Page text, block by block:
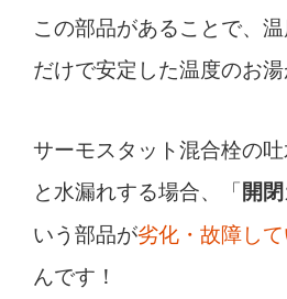
この部品があることで、
だけで安定した温度のお湯
サーモスタット混合栓の
と水漏れする場合、「開
いう部品が劣化・故障し
んです！